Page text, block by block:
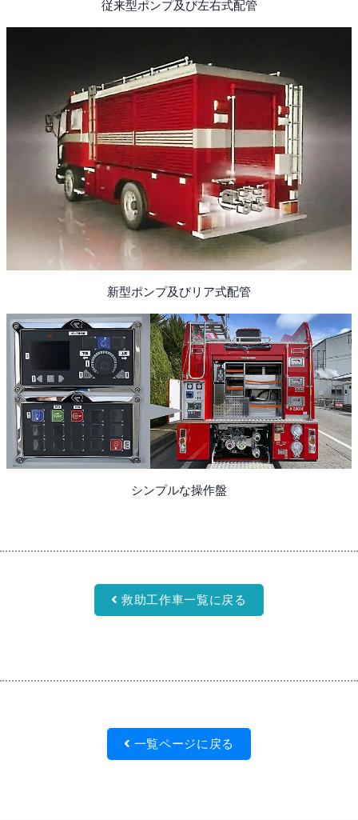
従来型ポンプ及び左右式配管
新型ポンプ及びリア式配管
シンプルな操作盤
救助工作車一覧に戻る
一覧ページに戻る